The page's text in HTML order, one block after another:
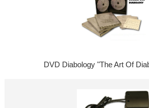
DVD Diabology "The Art Of